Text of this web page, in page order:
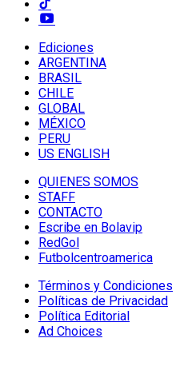
Ediciones
ARGENTINA
BRASIL
CHILE
GLOBAL
MÉXICO
PERU
US ENGLISH
QUIENES SOMOS
STAFF
CONTACTO
Escribe en Bolavip
RedGol
Futbolcentroamerica
Términos y Condiciones
Políticas de Privacidad
Política Editorial
Ad Choices